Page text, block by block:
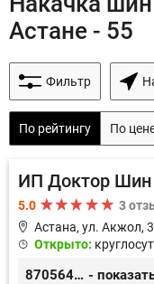
Астане - 55
Фильтр
По рейтингу По
ИП Доктор Шин
5.0
3
Астана, ул. Акжол,
Открыто:
87056458817 -